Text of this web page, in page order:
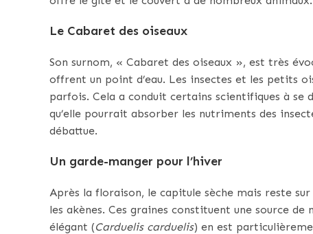
Le Cabaret des oiseaux
Son surnom, « Cabaret des oiseaux », est très
offrent un point d’eau. Les insectes et les petits
parfois. Cela a conduit certains scientifiques à
qu’elle pourrait absorber les nutriments des
débattue.
Un garde-manger pour l’hiver
Après la floraison, le capitule sèche mais reste
les akènes. Ces graines constituent une source
élégant (Carduelis carduelis) en est